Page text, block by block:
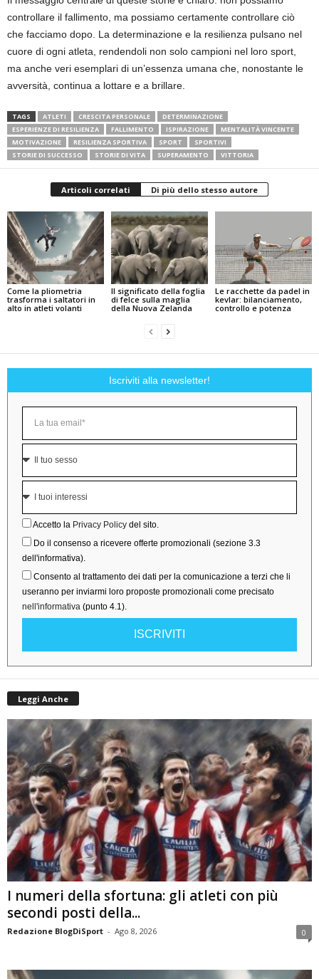
controllare il fallimento, ma possiamo certamente controllare ciò
che facciamo dopo. La determinazione e la resilienza pulsano nel
cuore di ogni atleta, rendendoli non solo campioni nel loro sport,
ma anche veri esemplari di un’essenza umana che, nonostante le
avversità, continua a lottare e a brillare.
TAGS ATLETI CRESCITA PERSONALE
DETERMINAZIONE
ESPERIENZE DI RESILIENZA
FALLIMENTO ISPIRAZIONE
MENTALITÀ VINCENTE
MOTIVAZIONE
RESILIENZA SPORTIVA SPORT
SPORTIVI
STORIE DI SUCCESSO
STORIE DI VITA SUPERAMENTO VITTORIA
Articoli correlati Di più dello stesso autore
Come la pliometria
trasforma i saltatori in
alto in atleti volanti
Il significato della foglia
di felce sulla maglia
della Nuova Zelanda
Le racchette da padel in
kevlar: bilanciamento,
controllo e potenza
Iscriviti alla newsletter!
Accetto la Privacy Policy del sito.
Do il consenso a ricevere offerte promozionali (sezione 3.3
dell'informativa).
Consento al trattamento dei dati per la comunicazione a terzi che li
useranno per inviarmi loro proposte promozionali come precisato
nell'informativa (punto 4.1).
ISCRIVITI
Leggi Anche
I numeri della sfortuna: gli atleti con più
secondi posti della...
Redazione BlogDiSport - Ago 8, 2026 0